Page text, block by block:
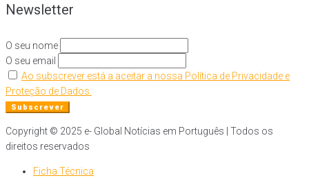
Newsletter
O seu nome
O seu email
Ao subscrever está a aceitar a nossa Política de Privacidade e
Proteção de Dados.
Copyright © 2025 e- Global Notícias em Português | Todos os
direitos reservados
Ficha Técnica